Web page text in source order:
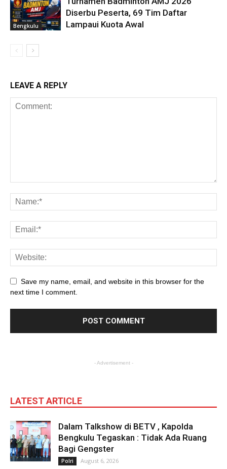
Bengkulu
Diserbu Peserta, 69 Tim Daftar
Lampaui Kuota Awal
LEAVE A REPLY
Save my name, email, and website in this browser for the
next time I comment.
- Advertisement -
LATEST ARTICLE
Dalam Talkshow di BETV , Kapolda
Bengkulu Tegaskan : Tidak Ada Ruang
Bagi Gengster
Polri August 6, 2026